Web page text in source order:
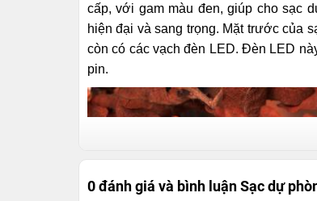
cấp, với gam màu đen, giúp cho sạc
hiện đại và sang trọng. Mặt trước của
còn có các vạch đèn LED. Đèn LED
pin.
0 đánh giá và bình luậnSạc dự